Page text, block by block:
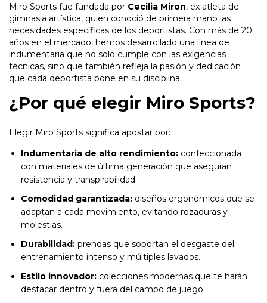
Miro Sports fue fundada por Cecilia Miron, ex atleta de
gimnasia artística, quien conoció de primera mano las
necesidades específicas de los deportistas. Con más de 20
años en el mercado, hemos desarrollado una línea de
indumentaria que no solo cumple con las exigencias
técnicas, sino que también refleja la pasión y dedicación
que cada deportista pone en su disciplina.
¿Por qué elegir Miro Sports?
Elegir Miro Sports significa apostar por:
Indumentaria de alto rendimiento: confeccionada
con materiales de última generación que aseguran
resistencia y transpirabilidad.
Comodidad garantizada: diseños ergonómicos que se
adaptan a cada movimiento, evitando rozaduras y
molestias.
Durabilidad: prendas que soportan el desgaste del
entrenamiento intenso y múltiples lavados.
Estilo innovador: colecciones modernas que te harán
destacar dentro y fuera del campo de juego.